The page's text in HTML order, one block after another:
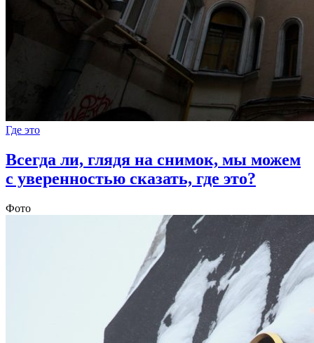
Где это
Всегда ли, глядя на снимок, мы можем
с уверенностью сказать, где это?
Фото